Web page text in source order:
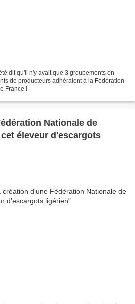
dit qu'il n'y avait que 3 groupements en
de producteurs adhéraient à la Fédération
France !
Nationale de
éleveur d'escargots